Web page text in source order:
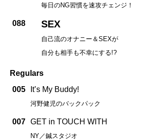
毎日のNG習慣を速攻チェンジ！
088 SEX
自己流のオナニー＆SEXが
自分も相手も不幸にする!?
Regulars
005
It’s My Buddy!
河野健児のバックパック
007 GET in TOUCH WITH
NY／鍼スタジオ